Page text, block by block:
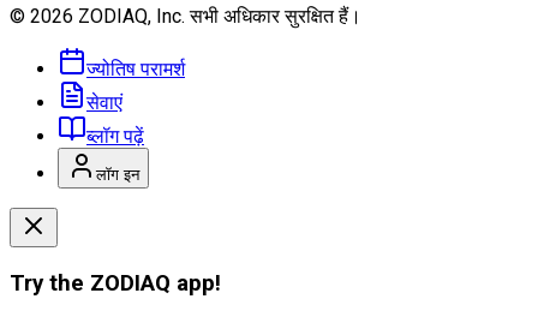
© 2026 ZODIAQ, Inc.सभी अधिकार सुरक्षित हैं।
ज्योतिष परामर्श
सेवाएं
ब्लॉग पढ़ें
लॉग इन
Try the ZODIAQ app!